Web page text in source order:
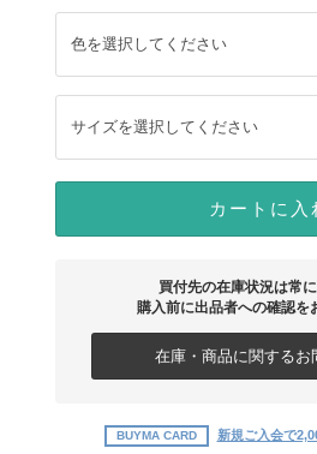
色を選択してください
サイズを選択してください
カートに入
買付先の在庫状況は常に
購入前に出品者への確認を
在庫・商品に関するお
BUYMA CARD 新規ご入会で